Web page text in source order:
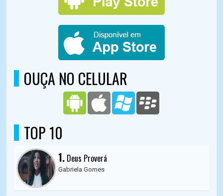
OUÇA NO CELULAR
TOP 10
1. Deus Proverá
Gabriela Gomes